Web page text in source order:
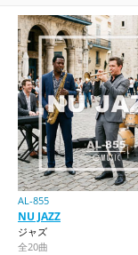
AL-855
NU JAZZ
ジャズ
全20曲